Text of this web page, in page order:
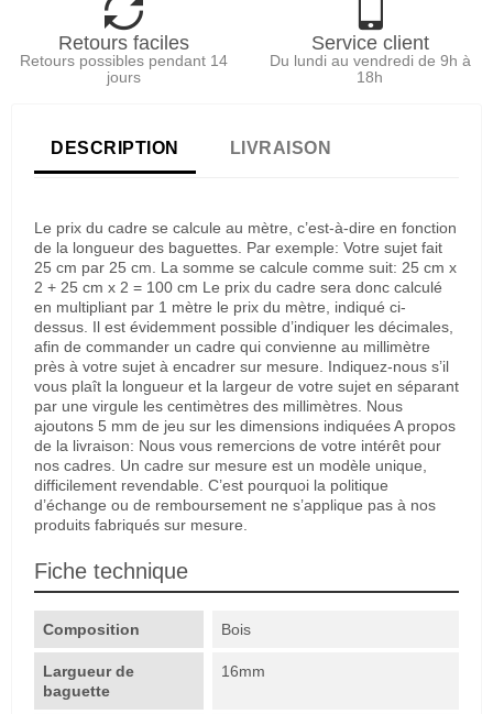
Retours faciles
Retours possibles pendant 14
jours
Service client
Du lundi au vendredi de 9h à
18h
DESCRIPTION LIVRAISON
Le prix du cadre se calcule au mètre, c’est-à-dire en fonction
de la longueur des baguettes. Par exemple: Votre sujet fait
25 cm par 25 cm. La somme se calcule comme suit: 25 cm x
2 + 25 cm x 2 = 100 cm Le prix du cadre sera donc calculé
en multipliant par 1 mètre le prix du mètre, indiqué ci-
dessus. Il est évidemment possible d’indiquer les décimales,
afin de commander un cadre qui convienne au millimètre
près à votre sujet à encadrer sur mesure. Indiquez-nous s’il
vous plaît la longueur et la largeur de votre sujet en séparant
par une virgule les centimètres des millimètres. Nous
ajoutons 5 mm de jeu sur les dimensions indiquées A propos
de la livraison: Nous vous remercions de votre intérêt pour
nos cadres. Un cadre sur mesure est un modèle unique,
difficilement revendable. C’est pourquoi la politique
d’échange ou de remboursement ne s’applique pas à nos
produits fabriqués sur mesure.
Fiche technique
Composition Bois
Largueur de
baguette
16mm